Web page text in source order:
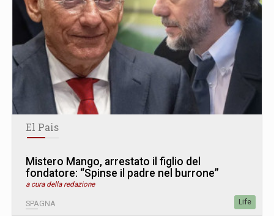
El Pais
Mistero Mango, arrestato il figlio del
fondatore: “Spinse il padre nel burrone”
a cura della redazione
SPAGNA Life